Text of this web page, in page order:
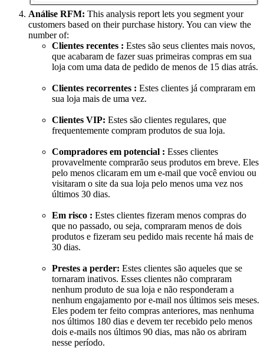
Análise RFM: This analysis report lets you segment your
customers based on their purchase history. You can view the
number of:
Clientes recentes : Estes são seus clientes mais novos,
que acabaram de fazer suas primeiras compras em sua
loja com uma data de pedido de menos de 15 dias atrás.
Clientes recorrentes : Estes clientes já compraram em
sua loja mais de uma vez.
Clientes VIP: Estes são clientes regulares, que
frequentemente compram produtos de sua loja.
Compradores em potencial : Esses clientes
provavelmente comprarão seus produtos em breve. Eles
pelo menos clicaram em um e-mail que você enviou ou
visitaram o site da sua loja pelo menos uma vez nos
últimos 30 dias.
Em risco : Estes clientes fizeram menos compras do
que no passado, ou seja, compraram menos de dois
produtos e fizeram seu pedido mais recente há mais de
30 dias.
Prestes a perder: Estes clientes são aqueles que se
tornaram inativos. Esses clientes não compraram
nenhum produto de sua loja e não responderam a
nenhum engajamento por e-mail nos últimos seis meses.
Eles podem ter feito compras anteriores, mas nenhuma
nos últimos 180 dias e devem ter recebido pelo menos
dois e-mails nos últimos 90 dias, mas não os abriram
nesse período.